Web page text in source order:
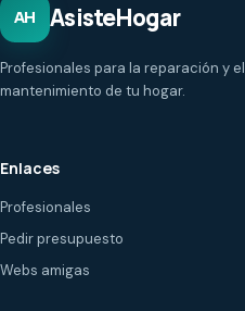
AH AsisteHogar
Profesionales para la reparación y el
mantenimiento de tu hogar.
Enlaces
Profesionales
Pedir presupuesto
Webs amigas